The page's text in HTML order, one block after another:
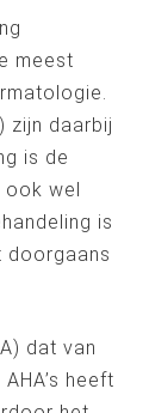
meest
zijn daarbij
is de
ook wel
is
doorgaans
dat van
heeft